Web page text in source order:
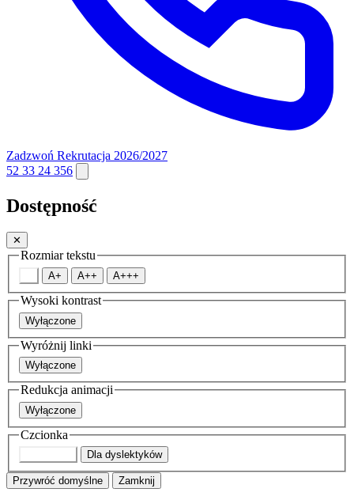
Zadzwoń Rekrutacja 2026/2027
52 33 24 356
Dostępność
✕
Rozmiar tekstu
A+ A++ A+++
Wysoki kontrast
Wyłączone
Wyróżnij linki
Wyłączone
Redukcja animacji
Wyłączone
Czcionka
Dla dyslektyków
Przywróć domyślne Zamknij